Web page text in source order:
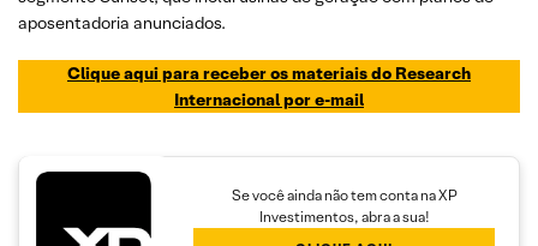
aposentadoria anunciados.
Clique aqui para receber os materiais do Research
Internacional por e-mail
Se você ainda não tem conta na XP
Investimentos, abra a sua!